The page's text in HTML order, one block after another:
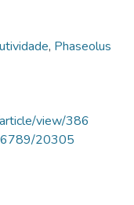
, Phaseolus
view/386
20305